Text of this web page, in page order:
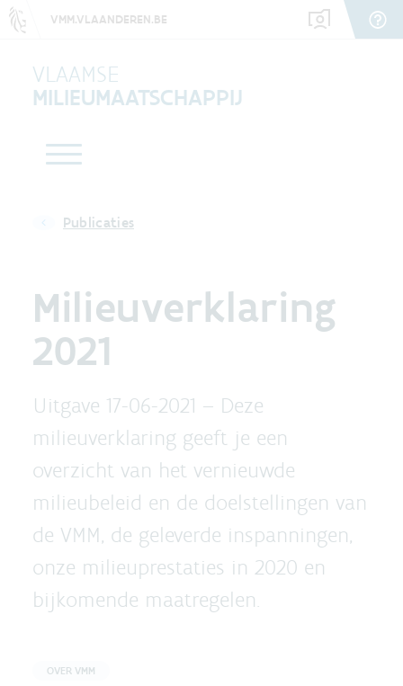
VMM.VLAANDEREN.BE
VLAAMSE
MILIEUMAATSCHAPPIJ
Publicaties
Milieuverklaring
2021
Uitgave 17-06-2021 – Deze
milieuverklaring geeft je een
overzicht van het vernieuwde
milieubeleid en de doelstellingen van
de VMM, de geleverde inspanningen,
onze milieuprestaties in 2020 en
bijkomende maatregelen.
OVER VMM